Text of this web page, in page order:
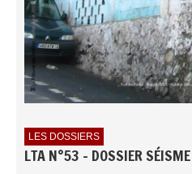
LES DOSSIERS
LTA N°53 - DOSSIER SÉISME